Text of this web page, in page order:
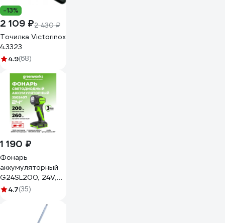
-13%
2 109 ₽2 430 ₽
Точилка Victorinox
4.3323
4.9(68)
1 190 ₽
Фонарь
аккумуляторный
G24SL200, 24V,
200 лм, без АКБ и
4.7(35)